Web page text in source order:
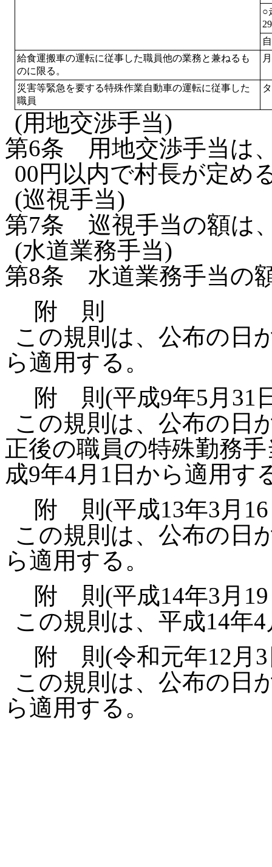
○
給食運搬車の運転に従事した職員他の業務と兼ねるも
のに限る。
災害等緊急を要する特殊作業自動車の運転に従事した
職員
(用地交渉手当)
第6条 用地交渉手当は
00円以内で村長が定め
(巡視手当)
第7条 巡視手当の額は
(水道業務手当)
第8条 水道業務手当の
附 則
この規則は、公布の日
ら適用する。
附 則(平成9年5月31
この規則は、公布の日
正後の職員の特殊勤務
成9年4月1日から適用す
附 則(平成13年3月
この規則は、公布の日
ら適用する。
附 則(平成14年3月
この規則は、平成14年
附 則(令和元年12月3
この規則は、公布の日
ら適用する。